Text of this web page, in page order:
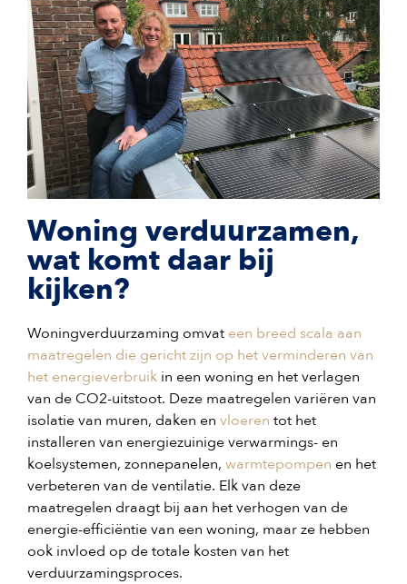
Woning verduurzamen,
wat komt daar bij
kijken?
Woningverduurzaming omvat een breed scala aan
maatregelen die gericht zijn op het verminderen van
het energieverbruik in een woning en het verlagen
van de CO2-uitstoot. Deze maatregelen variëren van
isolatie van muren, daken en vloeren tot het
installeren van energiezuinige verwarmings- en
koelsystemen, zonnepanelen, warmtepompen en het
verbeteren van de ventilatie. Elk van deze
maatregelen draagt bij aan het verhogen van de
energie-efficiëntie van een woning, maar ze hebben
ook invloed op de totale kosten van het
verduurzamingsproces.